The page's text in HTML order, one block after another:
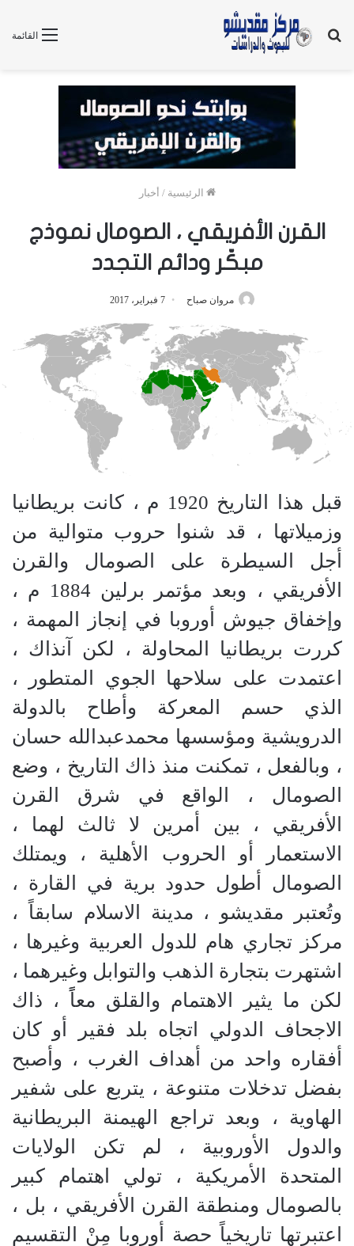
القائمة
بحث
الرئيسية / أخبار
القرن الأفريقي ، الصومال نموذج
مبكّر ودائم التجدد
مروان صباح 7 فبراير، 2017
قبل هذا التاريخ 1920 م ، كانت بريطانيا
وزميلاتها ، قد شنوا حروب متوالية من
أجل السيطرة على الصومال والقرن
الأفريقي ، وبعد مؤتمر برلين 1884 م ،
وإخفاق جيوش أوروبا في إنجاز المهمة ،
كررت بريطانيا المحاولة ، لكن آنذاك ،
اعتمدت على سلاحها الجوي المتطور ،
الذي حسم المعركة وأطاح بالدولة
الدرويشية ومؤسسها محمدعبدالله حسان
، وبالفعل ، تمكنت منذ ذاك التاريخ ، وضع
الصومال ، الواقع في شرق القرن
الأفريقي ، بين أمرين لا ثالث لهما ،
الاستعمار أو الحروب الأهلية ، ويمتلك
الصومال أطول حدود برية في القارة ،
وتُعتبر مقديشو ، مدينة الاسلام سابقاً ،
مركز تجاري هام للدول العربية وغيرها ،
اشتهرت بتجارة الذهب والتوابل وغيرهما ،
لكن ما يثير الاهتمام والقلق معاًً ، ذاك
الاجحاف الدولي اتجاه بلد فقير أو كان
أفقاره واحد من أهداف الغرب ، وأصبح
بفضل تدخلات متنوعة ، يتربع على شفير
الهاوية ، وبعد تراجع الهيمنة البريطانية
والدول الأوروبية ، لم تكن الولايات
المتحدة الأمريكية ، تولي اهتمام كبير
بالصومال ومنطقة القرن الأفريقي ، بل ،
اعتبرتها تاريخياً حصة أوروبا مِنْ التقسيم